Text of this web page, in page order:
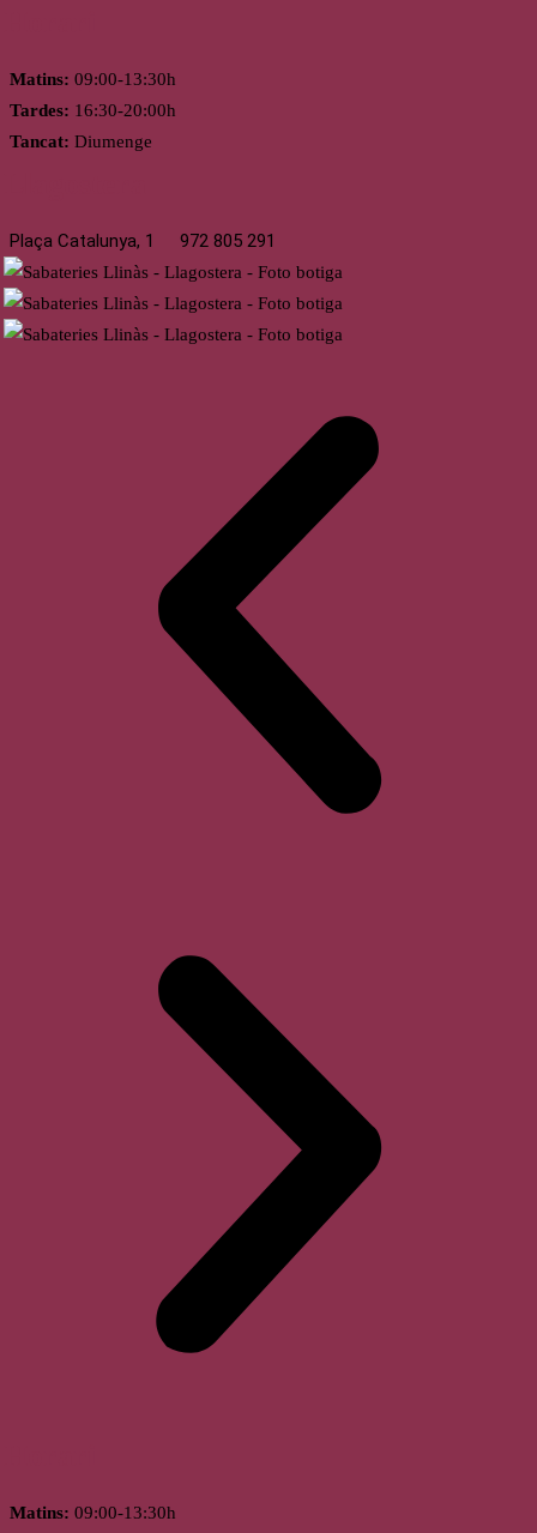
Matins: 09:00-13:30h
Tardes: 16:30-20:00h
Tancat: Diumenge
Plaça Catalunya, 1 972 805 291
Matins: 09:00-13:30h